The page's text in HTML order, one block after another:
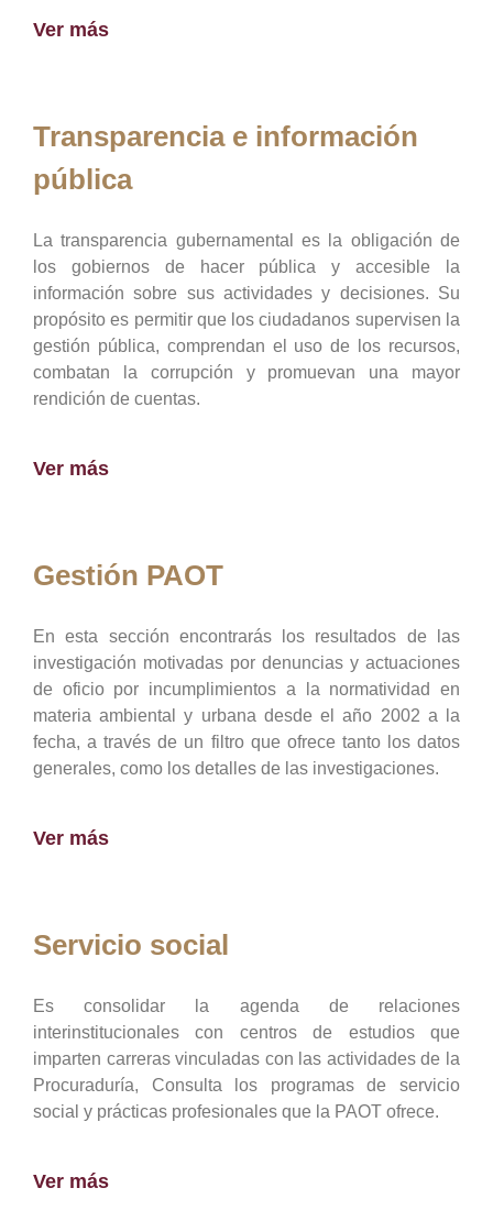
Ver más
Transparencia e información
pública
La transparencia gubernamental es la obligación de
los gobiernos de hacer pública y accesible la
información sobre sus actividades y decisiones. Su
propósito es permitir que los ciudadanos supervisen la
gestión pública, comprendan el uso de los recursos,
combatan la corrupción y promuevan una mayor
rendición de cuentas.
Ver más
Gestión PAOT
En esta sección encontrarás los resultados de las
investigación motivadas por denuncias y actuaciones
de oficio por incumplimientos a la normatividad en
materia ambiental y urbana desde el año 2002 a la
fecha, a través de un filtro que ofrece tanto los datos
generales, como los detalles de las investigaciones.
Ver más
Servicio social
Es consolidar la agenda de relaciones
interinstitucionales con centros de estudios que
imparten carreras vinculadas con las actividades de la
Procuraduría, Consulta los programas de servicio
social y prácticas profesionales que la PAOT ofrece.
Ver más